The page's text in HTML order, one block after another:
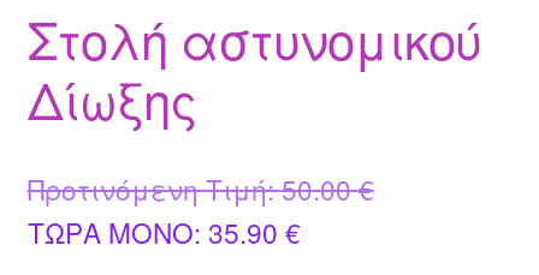
Στολή αστυνομικού
Δίωξης
Προτινόμενη Τιμή:50.00€Original
ΤΩΡΑ MONO: 35.90 €Η